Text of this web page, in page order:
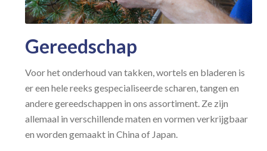
Gereedschap
Voor het onderhoud van takken, wortels en bladeren is
er een hele reeks gespecialiseerde scharen, tangen en
andere gereedschappen in ons assortiment. Ze zijn
allemaal in verschillende maten en vormen verkrijgbaar
en worden gemaakt in China of Japan.